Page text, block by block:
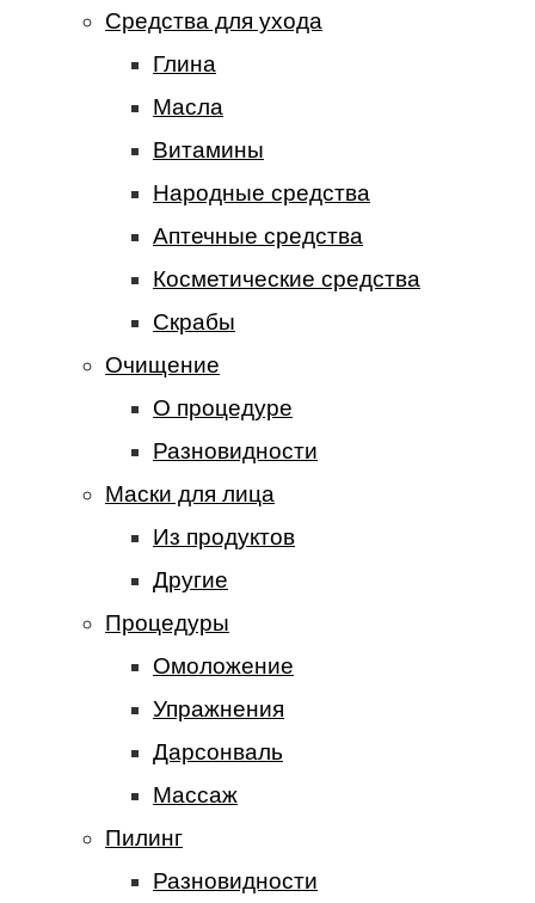
Средства для ухода
Глина
Масла
Витамины
Народные средства
Аптечные средства
Косметические средства
Скрабы
Очищение
О процедуре
Разновидности
Маски для лица
Из продуктов
Другие
Процедуры
Омоложение
Упражнения
Дарсонваль
Массаж
Пилинг
Разновидности